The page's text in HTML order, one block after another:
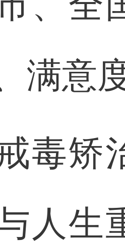
满意
矫治
人生